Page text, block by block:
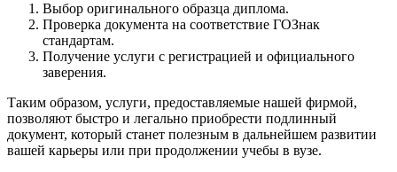
Выбор оригинального образца диплома.
Проверка документа на соответствие ГОЗнак
стандартам.
Получение услуги с регистрацией и официального
заверения.
Таким образом, услуги, предоставляемые нашей фирмой,
позволяют быстро и легально приобрести подлинный
документ, который станет полезным в дальнейшем развитии
вашей карьеры или при продолжении учебы в вузе.